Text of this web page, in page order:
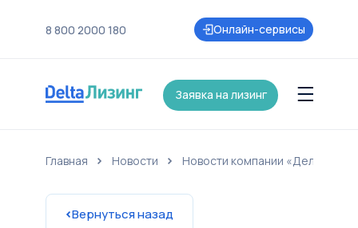
8 800 2000 180 Онлайн-сервисы
Заявка на лизинг
КонтактыСтрахованиеКарьераАкции и партнеры
Главная Новости Новости компании
Вернуться назад